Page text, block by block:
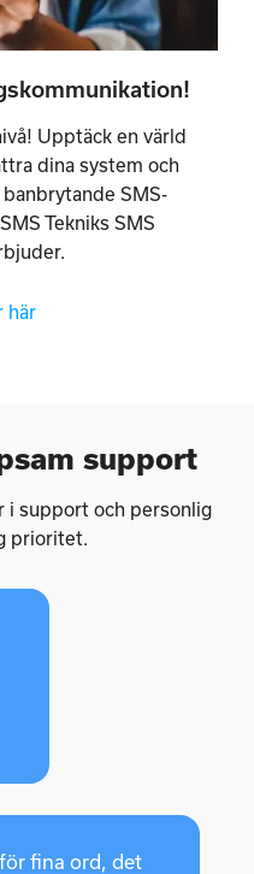
Upptäck en värld
dina system och
SMS-
Tekniks SMS
här
support
i support och personlig
prioritet.
fina ord, det